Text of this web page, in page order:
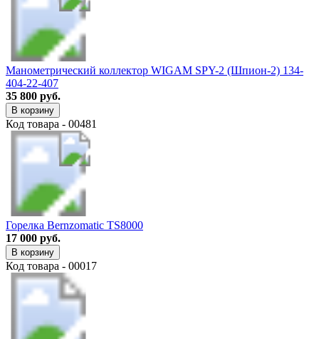
Манометрический коллектор WIGAM SPY-2 (Шпион-2) 134-
404-22-407
35 800 руб.
В корзину
Код товара - 00481
Горелка Bernzomatic TS8000
17 000 руб.
В корзину
Код товара - 00017